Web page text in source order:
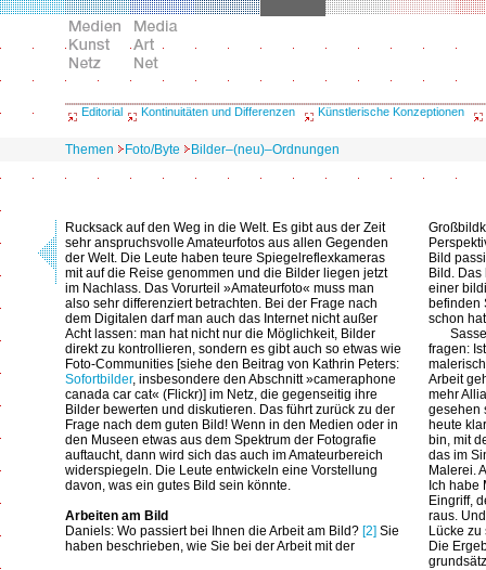
Editorial Kontinuitäten und Differenzen Künstlerische Konzeptionen
Themen Foto/Byte Bilder–(neu)–Ordnungen
Rucksack auf den Weg in die Welt. Es gibt aus der Zeit
sehr anspruchsvolle Amateurfotos aus allen Gegenden
der Welt. Die Leute haben teure Spiegelreflexkameras
mit auf die Reise genommen und die Bilder liegen jetzt
im Nachlass. Das Vorurteil »Amateurfoto« muss man
also sehr differenziert betrachten. Bei der Frage nach
dem Digitalen darf man auch das Internet nicht außer
Acht lassen: man hat nicht nur die Möglichkeit, Bilder
direkt zu kontrollieren, sondern es gibt auch so etwas wie
Foto-Communities [siehe den Beitrag von Kathrin Peters:
Sofortbilder, insbesondere den Abschnitt »cameraphone
canada car cat« (Flickr)] im Netz, die gegenseitig ihre
Bilder bewerten und diskutieren. Das führt zurück zu der
Frage nach dem guten Bild! Wenn in den Medien oder in
den Museen etwas aus dem Spektrum der Fotografie
auftaucht, dann wird sich das auch im Amateurbereich
widerspiegeln. Die Leute entwickeln eine Vorstellung
davon, was ein gutes Bild sein könnte.
Arbeiten am Bild
Daniels: Wo passiert bei Ihnen die Arbeit am Bild? [2] Sie
haben beschrieben, wie Sie bei der Arbeit mit der
Bild
Bild.
einer
befinden
schon
fragen:
Arbeit
mehr
gesehen
heute
bin, mit
das im
Malerei.
Ich habe
Eingriff,
raus.
Lücke
Die